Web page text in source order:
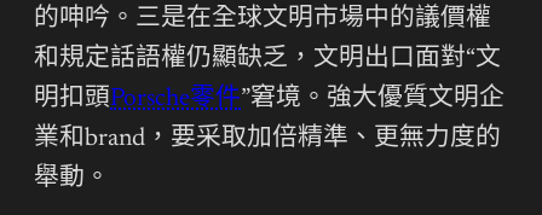
的呻吟。三是在全球文明市場中的議價權
和規定話語權仍顯缺乏，文明出口面對“文
明扣頭Porsche零件”窘境。強大優質文明企
業和brand，要采取加倍精準、更無力度的
舉動。